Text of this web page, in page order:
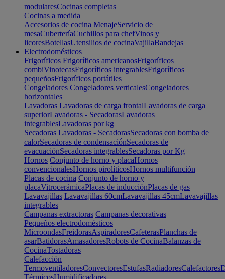
modularesCocinas completas
Cocinas a medida
Accesorios de cocina MenajeServicio de
mesaCuberteríaCuchillos para chefVinos y
licoresBotellasUtensilios de cocinaVajillaBandejas
Electrodomésticos
Frigoríficos Frigoríficos americanosFrigoríficos
combiVinotecasFrigoríficos integrablesFrigoríficos
pequeñosFrigoríficos portátiles
Congeladores Congeladores verticalesCongeladores
horizontales
Lavadoras Lavadoras de carga frontalLavadoras de carga
superiorLavadoras - SecadorasLavadoras
integrablesLavadoras por kg
Secadoras Lavadoras - SecadorasSecadoras con bomba de
calorSecadoras de condensaciónSecadoras de
evacuaciónSecadoras integrablesSecadoras por Kg
Hornos Conjunto de horno y placaHornos
convencionalesHornos pirolíticosHornos multifunción
Placas de cocina Conjunto de horno y
placaVitrocerámicaPlacas de inducciónPlacas de gas
Lavavajillas Lavavajillas 60cmLavavajillas 45cmLavavajillas
integrables
Campanas extractoras Campanas decorativas
Pequeños electrodomésticos
MicroondasFreidorasAspiradoresCafeterasPlanchas de
asarBatidorasAmasadoresRobots de CocinaBalanzas de
CocinaTostadoras
Calefacción
TermoventiladoresConvectoresEstufasRadiadoresCalefactores
TérmicosHumidificadores